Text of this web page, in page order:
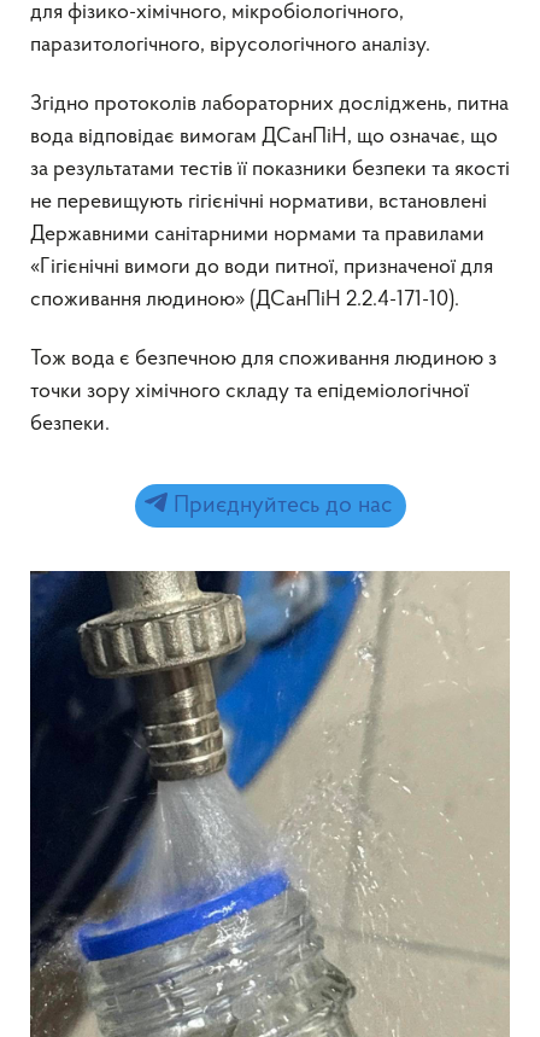
для фізико-хімічного, мікробіологічного,
паразитологічного, вірусологічного аналізу.
Згідно протоколів лабораторних досліджень, питна
вода відповідає вимогам ДСанПіН, що означає, що
за результатами тестів її показники безпеки та якості
не перевищують гігієнічні нормативи, встановлені
Державними санітарними нормами та правилами
«Гігієнічні вимоги до води питної, призначеної для
споживання людиною» (ДСанПіН 2.2.4-171-10).
Тож вода є безпечною для споживання людиною з
точки зору хімічного складу та епідеміологічної
безпеки.
Приєднуйтесь до нас